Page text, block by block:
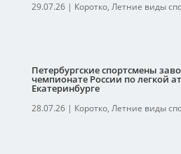
29.07.26| Коротко, Летние виды
Петербургские спортсмены
чемпионате России по легкой
Екатеринбурге
28.07.26| Коротко, Летние виды